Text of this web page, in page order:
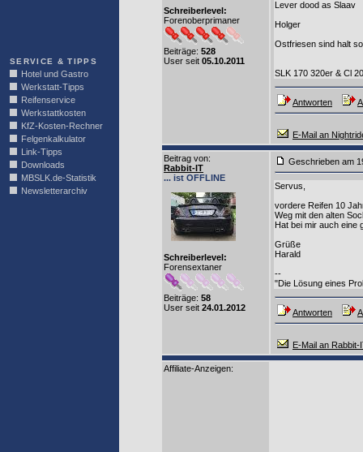
SERVICE & TIPPS
Hotel und Gastro
Werkstatt-Tipps
Reifenservice
Werkstattkosten
KfZ-Kosten-Rechner
Felgenkalkulator
Link-Tipps
Downloads
MBSLK.de-Statistik
Newsletterarchiv
Schreiberlevel:
Forenoberprimaner
Beiträge: 528
User seit 05.10.2011
Lever dood as Slaav
Holger
Ostfriesen sind halt so
SLK 170 320er & Cl
Antworten
E-Mail an
Beitrag von:
Rabbit-IT
... ist OFFLINE
Schreiberlevel:
Forensextaner
Beiträge: 58
User seit 24.01.2012
Geschrieben am
Servus,
vordere Reifen 10
Weg mit den alten
Hat bei mir auch eine
Grüße
Harald
--
"Die Lösung eines
Antworten
E-Mail an Rabbit-
Affiliate-Anzeigen: